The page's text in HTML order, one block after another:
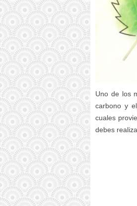
Uno de los
carbono y
cuales
debes